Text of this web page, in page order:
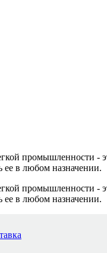
промышленности -
ее в любом назначении.
промышленности -
ее в любом назначении.